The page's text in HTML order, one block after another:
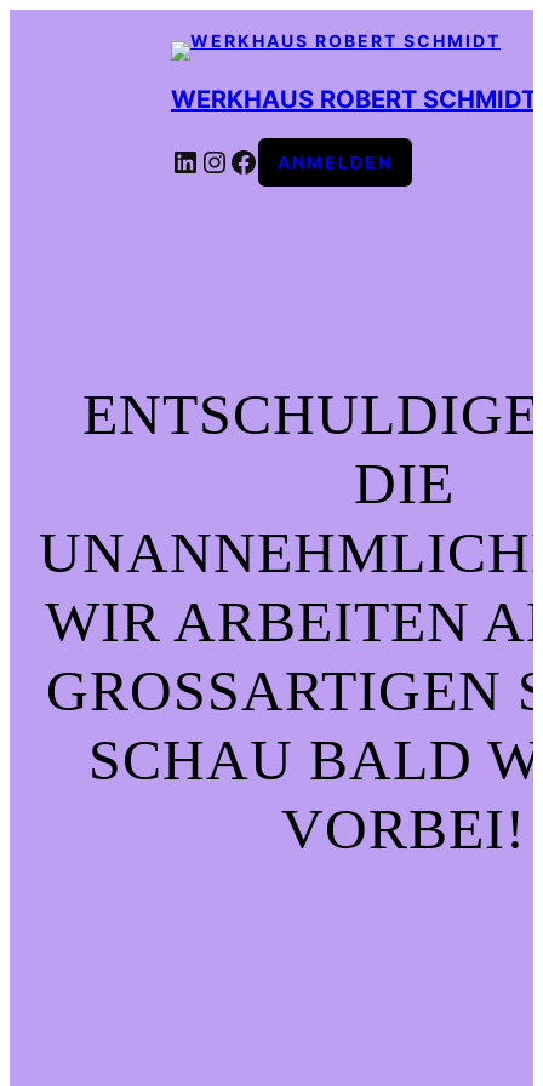
WERKHAUS ROBERT SCHMIDT
LINKEDIN
INSTAGRAM
FACEBOOK
ANMELDEN
DIE
WIR ARBEITEN
GROSSARTIGEN
CHAU BALD
ORBEI!